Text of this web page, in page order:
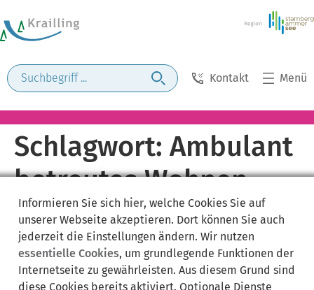
Kontakt Menü
Schlagwort: Ambulant
betreutes Wohnen
Informieren Sie sich hier, welche Cookies Sie auf
unserer Webseite akzeptieren. Dort können Sie auch
jederzeit die Einstellungen ändern. Wir nutzen
essentielle Cookies, um grundlegende Funktionen der
Internetseite zu gewährleisten. Aus diesem Grund sind
diese Cookies bereits aktiviert. Optionale Dienste